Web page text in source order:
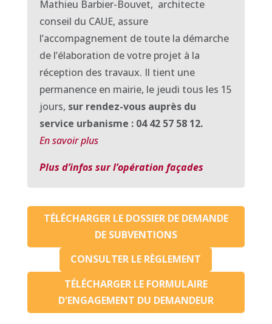
Mathieu Barbier-Bouvet, architecte
conseil du CAUE, assure
l’accompagnement de toute la démarche
de l’élaboration de votre projet à la
réception des travaux. Il tient une
permanence en mairie, le jeudi tous les 15
jours, sur rendez-vous auprès du
service urbanisme : 04 42 57 58 12.
En savoir plus
Plus d’infos sur l’opération façades
TÉLÉCHARGER LE DOSSIER DE DEMANDE
DE SUBVENTIONS
CONSULTER LE RÈGLEMENT
TÉLÉCHARGER LE FORMULAIRE
D'ENGAGEMENT DU DEMANDEUR